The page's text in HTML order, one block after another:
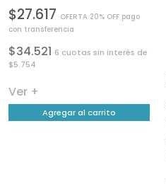
$27.617 OFERTA 20% OFF pago
con transferencia
$34.521 6 cuotas sin interés de
$5.754
Ver +
Agregar al carrito